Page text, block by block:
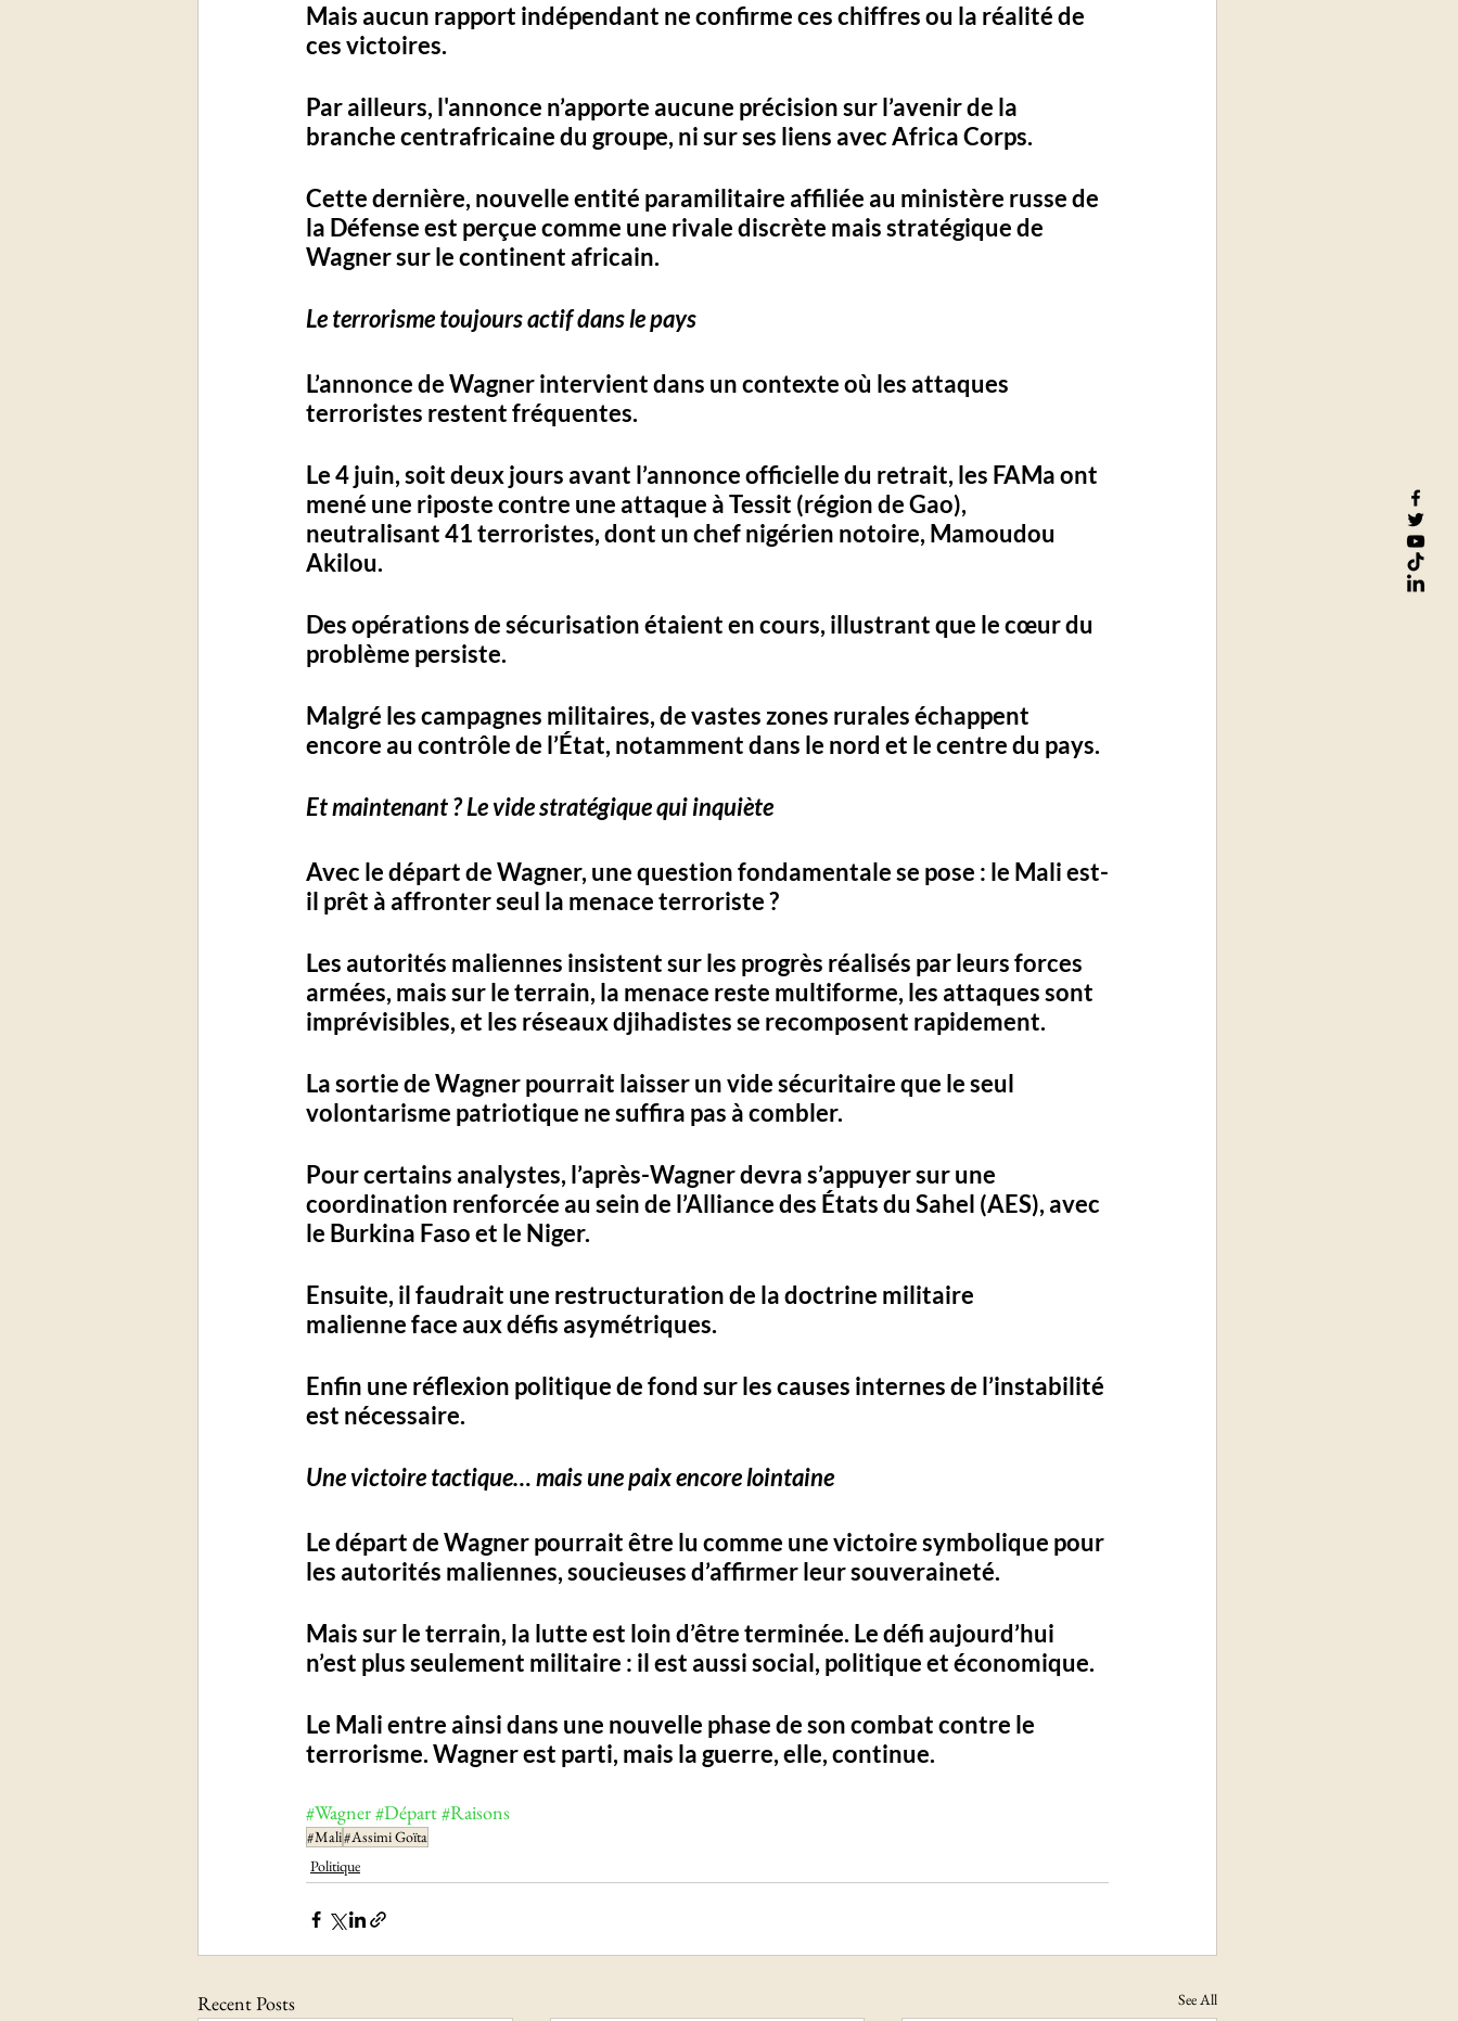
Mais aucun rapport indépendant ne confirme ces chiffres ou la réalité de
ces victoires.
Par ailleurs, l'annonce n’apporte aucune précision sur l’avenir de la
branche centrafricaine du groupe, ni sur ses liens avec Africa Corps.
Cette dernière, nouvelle entité paramilitaire affiliée au ministère russe de
la Défense est perçue comme une rivale discrète mais stratégique de
Wagner sur le continent africain.
Le terrorisme toujours actif dans le pays
L’annonce de Wagner intervient dans un contexte où les attaques
terroristes restent fréquentes.
Le 4 juin, soit deux jours avant l’annonce officielle du retrait, les FAMa ont
mené une riposte contre une attaque à Tessit (région de Gao),
neutralisant 41 terroristes, dont un chef nigérien notoire, Mamoudou
Akilou.
Des opérations de sécurisation étaient en cours, illustrant que le cœur du
problème persiste.
Malgré les campagnes militaires, de vastes zones rurales échappent
encore au contrôle de l’État, notamment dans le nord et le centre du pays.
Et maintenant ? Le vide stratégique qui inquiète
Avec le départ de Wagner, une question fondamentale se pose : le Mali est-
il prêt à affronter seul la menace terroriste ?
Les autorités maliennes insistent sur les progrès réalisés par leurs forces
armées, mais sur le terrain, la menace reste multiforme, les attaques sont
imprévisibles, et les réseaux djihadistes se recomposent rapidement.
La sortie de Wagner pourrait laisser un vide sécuritaire que le seul
volontarisme patriotique ne suffira pas à combler.
Pour certains analystes, l’après-Wagner devra s’appuyer sur une
coordination renforcée au sein de l’Alliance des États du Sahel (AES), avec
le Burkina Faso et le Niger.
Ensuite, il faudrait une restructuration de la doctrine militaire
malienne face aux défis asymétriques.
Enfin une réflexion politique de fond sur les causes internes de l’instabilité
est nécessaire.
Une victoire tactique… mais une paix encore lointaine
Le départ de Wagner pourrait être lu comme une victoire symbolique pour
les autorités maliennes, soucieuses d’affirmer leur souveraineté.
Mais sur le terrain, la lutte est loin d’être terminée. Le défi aujourd’hui
n’est plus seulement militaire : il est aussi social, politique et économique.
Le Mali entre ainsi dans une nouvelle phase de son combat contre le
terrorisme. Wagner est parti, mais la guerre, elle, continue.
#Wagner#Départ#Raisons
#Mali#Assimi Goïta
Politique
Recent Posts See All